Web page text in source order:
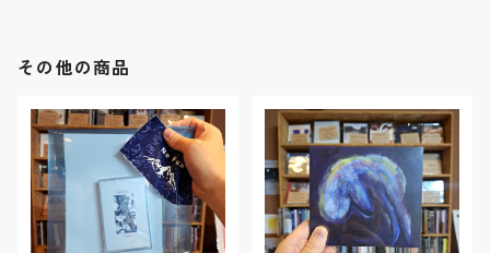
その他の商品